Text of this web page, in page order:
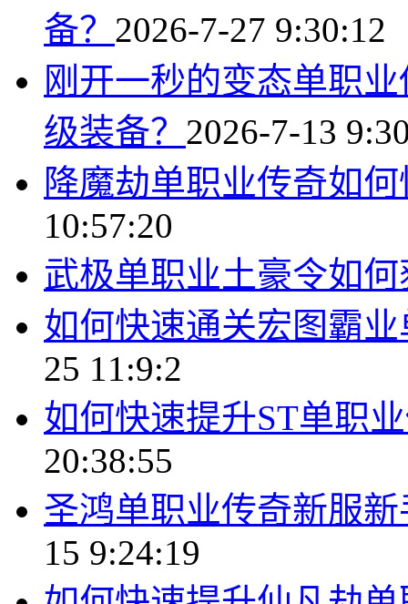
备？ 2026-7-27 9:30:12
刚开一秒的变态单职
级装备？ 2026-7-13
降魔劫单职业传奇如
10:57:20
武极单职业土豪令如
如何快速通关宏图霸
25 11:9:2
如何快速提升ST单职
20:38:55
圣鸿单职业传奇新服
15 9:24:19